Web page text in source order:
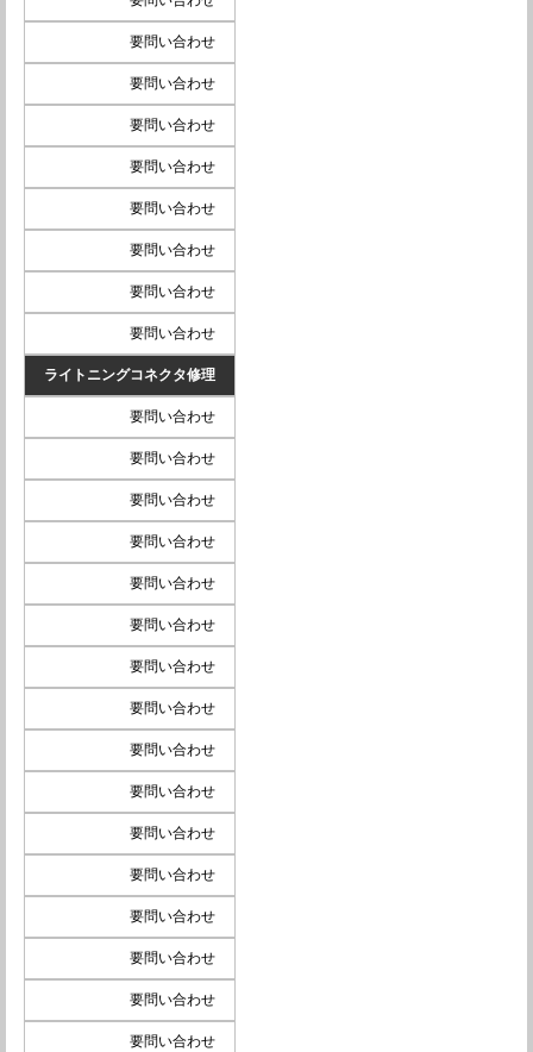
要問い合わせ
要問い合わせ
要問い合わせ
要問い合わせ
要問い合わせ
要問い合わせ
要問い合わせ
要問い合わせ
ライトニングコネクタ修理
要問い合わせ
要問い合わせ
要問い合わせ
要問い合わせ
要問い合わせ
要問い合わせ
要問い合わせ
要問い合わせ
要問い合わせ
要問い合わせ
要問い合わせ
要問い合わせ
要問い合わせ
要問い合わせ
要問い合わせ
要問い合わせ